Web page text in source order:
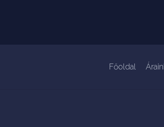
Főoldal